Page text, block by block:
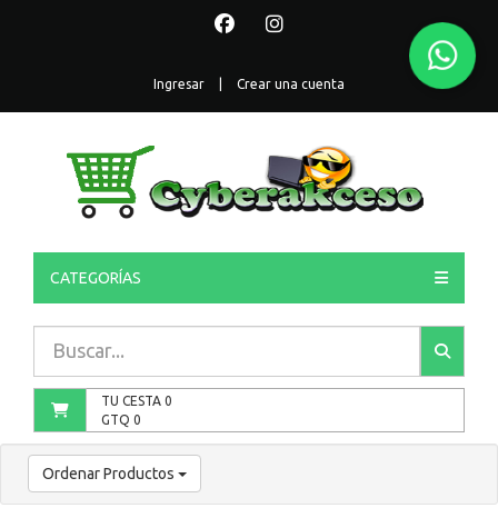
Ingresar Crear una cuenta
CATEGORÍAS
TU CESTA 0
GTQ 0
Ordenar Productos